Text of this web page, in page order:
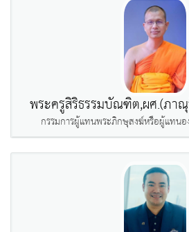
พระครูสิริธรรมบัณฑิต,ผศ.(ภ
กรรมการผู้แทนพระภิกษุสงฆ์หรือผู้แทน